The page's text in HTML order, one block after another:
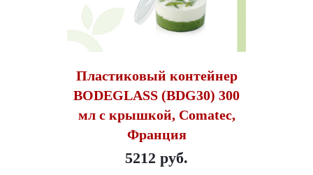
Пластиковый контейнер
BODEGLASS (BDG30) 300
мл с крышкой, Comatec,
Франция
5212 руб.